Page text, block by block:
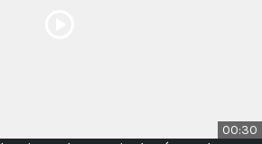
00:30